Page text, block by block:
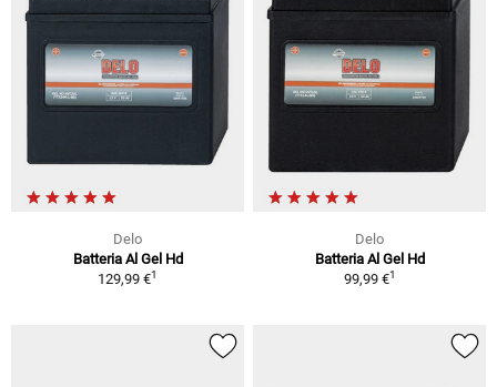
Delo
Batteria Al Gel Hd
129,99 €1
Delo
Batteria Al Gel Hd
99,99 €1